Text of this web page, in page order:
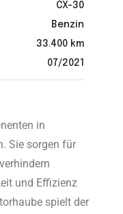
CX-30
Benzin
33.400 km
07/2021
in
Sie sorgen für
und Effizienz
spielt der